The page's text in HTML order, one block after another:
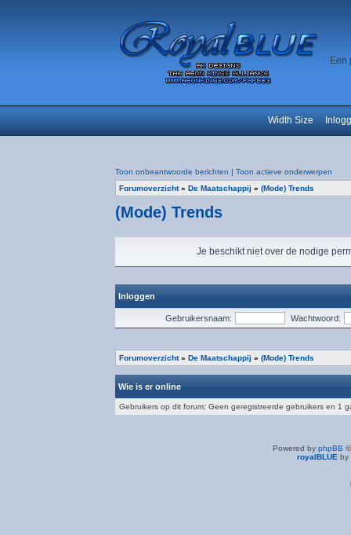
Een
Width Size
Toon onbeantwoorde berichten | Toon actieve onderwerpen
Forumoverzicht» De Maatschappij » (Mode) Trends
(Mode) Trends
Je beschikt niet over de nodige
Inloggen
Gebruikersnaam: Wachtwoord:
Forumoverzicht» De Maatschappij » (Mode) Trends
Wie is er online
Gebruikers op dit forum: Geen geregistreerde gebruikers en 1
Powered by phpBB
royalBLUE by